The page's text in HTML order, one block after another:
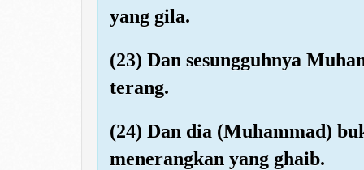
yang gila.
(23) Dan sesungguhnya
terang.
(24) Dan dia (Muhammad)
menerangkan yang ghaib.